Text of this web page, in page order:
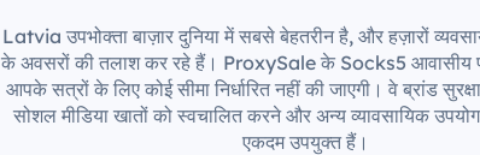
Latvia उपभोक्ता बाज़ार दुनिया में सबसे बेहतरीन है, और हज़ारों
के अवसरों की तलाश कर रहे हैं। ProxySale के Socks5 आवासीय
आपके सत्रों के लिए कोई सीमा निर्धारित नहीं की जाएगी। वे ब्रांड
सोशल मीडिया खातों को स्वचालित करने और अन्य व्यावसायिक
एकदम उपयुक्त हैं।